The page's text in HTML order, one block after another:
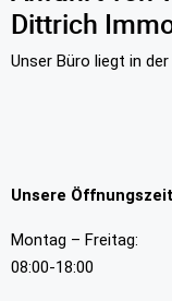
Dittrich
Unser Büro liegt in
Unsere
Montag – Freitag:
08:00-18:00